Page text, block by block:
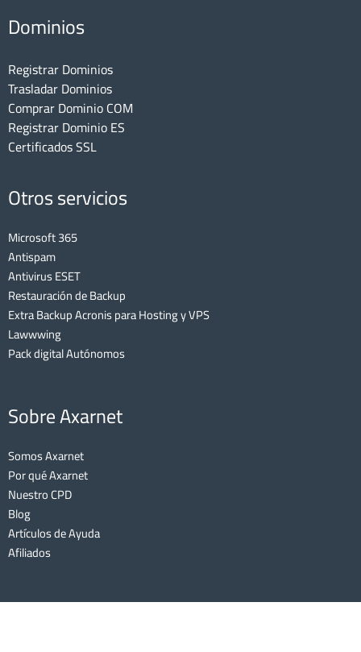
Dominios
Registrar Dominios
Trasladar Dominios
Comprar Dominio COM
Registrar Dominio ES
Certificados SSL
Otros servicios
Microsoft 365
Antispam
Antivirus ESET
Restauración de Backup
Extra Backup Acronis para Hosting y VPS
Lawwwing
Pack digital Autónomos
Sobre Axarnet
Somos Axarnet
Por qué Axarnet
Nuestro CPD
Blog
Artículos de Ayuda
Afiliados